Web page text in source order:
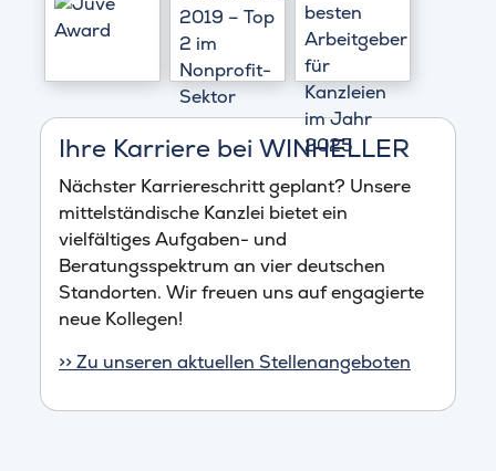
Ihre Karriere bei WINHELLER
Nächster Karriereschritt geplant? Unsere
mittelständische Kanzlei bietet ein
vielfältiges Aufgaben- und
Beratungsspektrum an vier deutschen
Standorten. Wir freuen uns auf engagierte
neue Kollegen!
>> Zu unseren aktuellen Stellenangeboten